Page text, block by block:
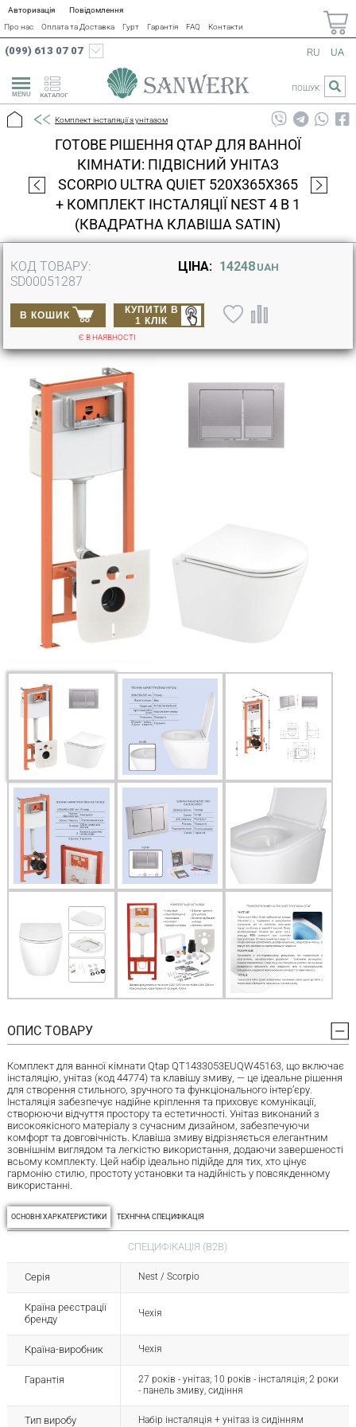
Авторизація
Повідомлення
Про нас
Оплата та Доставка Гурт Гарантія FAQ Контакти
(099) 613 07 07
КАТАЛОГ
RU UA
ПОШУК
Комплект інсталяції з унітазом
ГОТОВЕ РІШЕННЯ QTAP ДЛЯ ВАННОЇ
КІМНАТИ: ПІДВІСНИЙ УНІТАЗ
SCORPIO ULTRA QUIET 520X365X365
+ КОМПЛЕКТ ІНСТАЛЯЦІЇ NEST 4 В 1
(КВАДРАТНА КЛАВІША SATIN)
КОД ТОВАРУ:
SD00051287
ЦІНА: 14248 UAH
В КОШИК
КУПИТИ В
1 КЛІК
Є В НАЯВНОСТІ
ОПИС ТОВАРУ
Комплект для ванної кімнати Qtap QT1433053EUQW45163, що включає
інсталяцію, унітаз (код 44774) та клавішу змиву, — це ідеальне рішення
для створення стильного, зручного та функціонального інтер’єру.
Інсталяція забезпечує надійне кріплення та приховує комунікації,
створюючи відчуття простору та естетичності. Унітаз виконаний з
високоякісного матеріалу з сучасним дизайном, забезпечуючи
комфорт та довговічність. Клавіша змиву відрізняється елегантним
зовнішнім виглядом та легкістю використання, додаючи завершеності
всьому комплекту. Цей набір ідеально підійде для тих, хто цінує
гармонію стилю, простоту установки та надійність у повсякденному
використанні.
ОСНОВНІ ХАРКАТЕРИСТИКИ ТЕХНІЧНА СПЕЦИФІКАЦІЯ
СПЕЦИФІКАЦІЯ (B2B)
Серія Nest / Scorpio
Країна реєстрації
бренду
Чехія
Країна-виробник Чехія
Гарантія
27 років - унітаз; 10 років - інсталяція; 2 роки
- панель змиву, сидіння
Тип виробу Набір інсталяція + унітаз із сидінням